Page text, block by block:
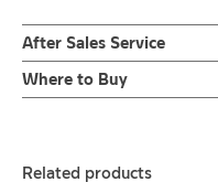
After Sales Service
Online Platform
– Email:
Where to Buy
Related products